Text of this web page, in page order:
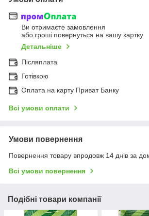
Ви отримаєте замовлення
або гроші повернуться на вашу картку
Детальніше
Післяплата
Готівкою
Оплата на карту Приват Банку
Всі умови оплати
Умови повернення
Повернення товару впродовж 14 днів за
Всі умови повернення
Подібні товари компанії